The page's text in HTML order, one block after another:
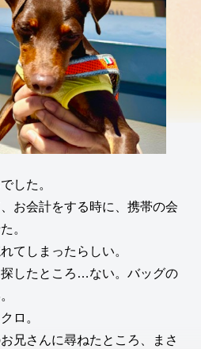
した。
お会計をする時に、携帯の会
。
てしまったらしい。
したところ…ない。バッグの
ロ。
兄さんに尋ねたところ、まさ